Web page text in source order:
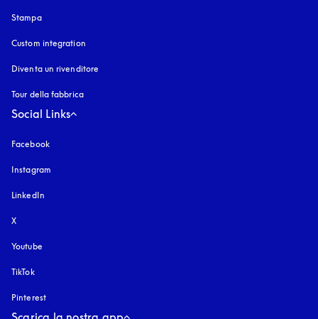
Stampa
Custom integration
Diventa un rivenditore
Tour della fabbrica
Social Links
Facebook
Instagram
LinkedIn
X
Youtube
TikTok
Pinterest